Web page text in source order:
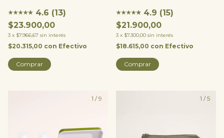
★★★★★
★ 4.6 (13)
$23.900,00
3 x $7.966,67 sin interés
$20.315,00 con Efectivo
Comprar
★★★★★
★ 4.9 (15)
$21.900,00
3 x $7.300,00 sin interés
$18.615,00 con Efectivo
Comprar
1 /9 1 /5